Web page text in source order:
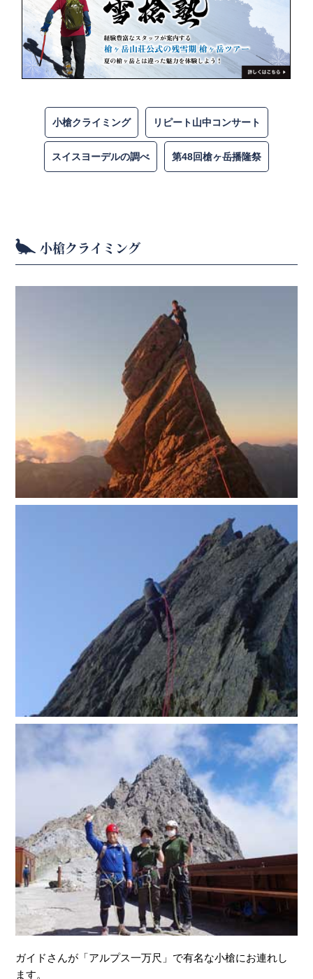
小槍クライミング リピート山中コンサート
スイスヨーデルの調べ 第48回槍ヶ岳播隆祭
小槍クライミング
ガイドさんが「アルプス一万尺」で有名な小槍にお連れし
ます。